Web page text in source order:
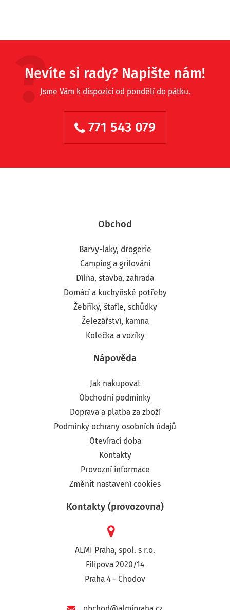
Nevíte si rady? Napište nám!
Jsme Vám k dispozici od pondělí do pátku.
771 543 079
Obchod
Barvy-laky, drogerie
Camping a grilování
Dílna, stavba, zahrada
Domácí a kuchyňské potřeby
Žebříky, štafle, schůdky
Železářství, kamna
Kolečka a vozíky
Nápověda
Jak nakupovat
Obchodní podmínky
Doprava a platba za zboží
Podmínky ochrany osobních údajů
Otevírací doba
Kontakty
Provozní informace
Změnit nastavení cookies
Kontakty (provozovna)
ALMI Praha, spol. s r.o.
Filipova 2020/14
Praha 4 - Chodov